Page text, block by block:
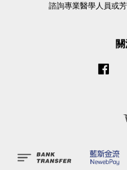
諮詢專業醫學人員或